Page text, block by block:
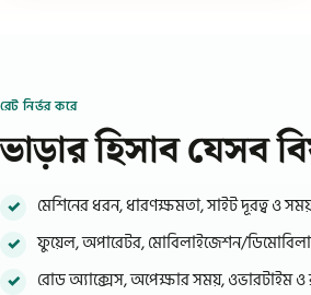
রেট নির্ভর করে
ভাড়ার হিসাব যেসব
মেশিনের ধরন, ধারণক্ষমতা, সাইট দূরত্ব ও
ফুয়েল, অপারেটর, মোবিলাইজেশন/
রোড অ্যাক্সেস, অপেক্ষার সময়, ওভারটাইম ও